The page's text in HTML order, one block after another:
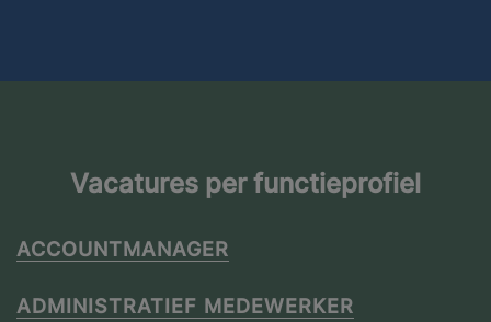
Vacatures per functieprofiel
ACCOUNTMANAGER
ADMINISTRATIEF MEDEWERKER